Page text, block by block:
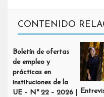
CONTENIDO
Boletín de ofertas
de empleo y
prácticas en
instituciones de la
UE – Nº 22 – 2026 |